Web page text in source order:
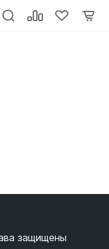
защищены